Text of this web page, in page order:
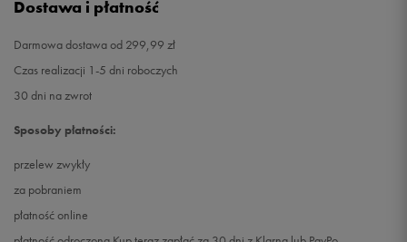
Dostawa i płatność
Darmowa dostawa od 299,99 zł
Czas realizacji 1-5 dni roboczych
30 dni na zwrot
Sposoby płatności:
przelew zwykły
za pobraniem
płatność online